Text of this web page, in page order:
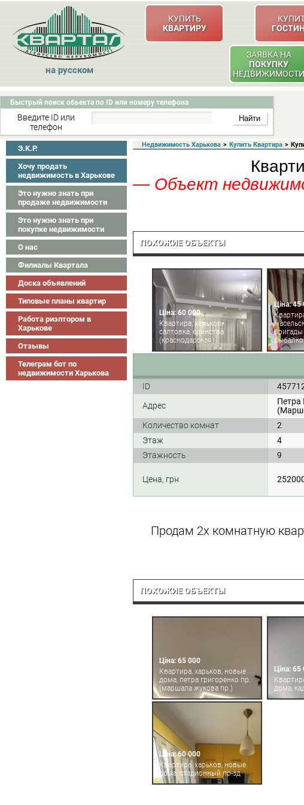
на русском
КУПИТЬ
КВАРТИРУ
ЗАЯВКА НА
ПОКУПКУ
НЕДВИЖИМОСТИ
Быстрый поиск обьекта по ID или номеру телефона
Введите ID или
телефон
Э.K.P.
Хочу продать
недвижимость в Харькове
Это нужно знать при
продаже недвижимости
Это нужно знать при
покупке недвижимости
О нас
Филиалы Квартала
Доска объявлений
Типовые планы квартир
Работа риэлтором в
Харькове
Отзывы
Телеграм бот по
недвижимости Харькова
Недвижимость Харькова > Купить Квартира >
— Объект
ПОХОЖИЕ ОБЪЕКТЫ
Ціна: 60 000
Квартира, харьков,
салтовка, единства
(краснодарская)
Ціна: 45
бригады
ID
Адрес
Петра
Количество комнат 2
Этаж
4
Этажность
9
Цена, грн
Продам 2х комнатную
ПОХОЖИЕ ОБЪЕКТЫ
Ціна: 65 000
Квартира, харьков, новые
дома, петра григоренко пр.
(маршала жукова пр.)
Ціна: 65
дома,
Ціна: 60 000
Квартира, харьков, новые
дома, стадионный пр-зд